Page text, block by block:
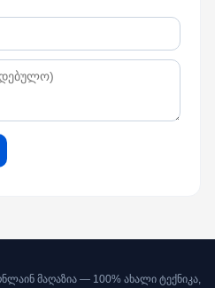
მაღაზია — 100% ახალი ტექნიკა,